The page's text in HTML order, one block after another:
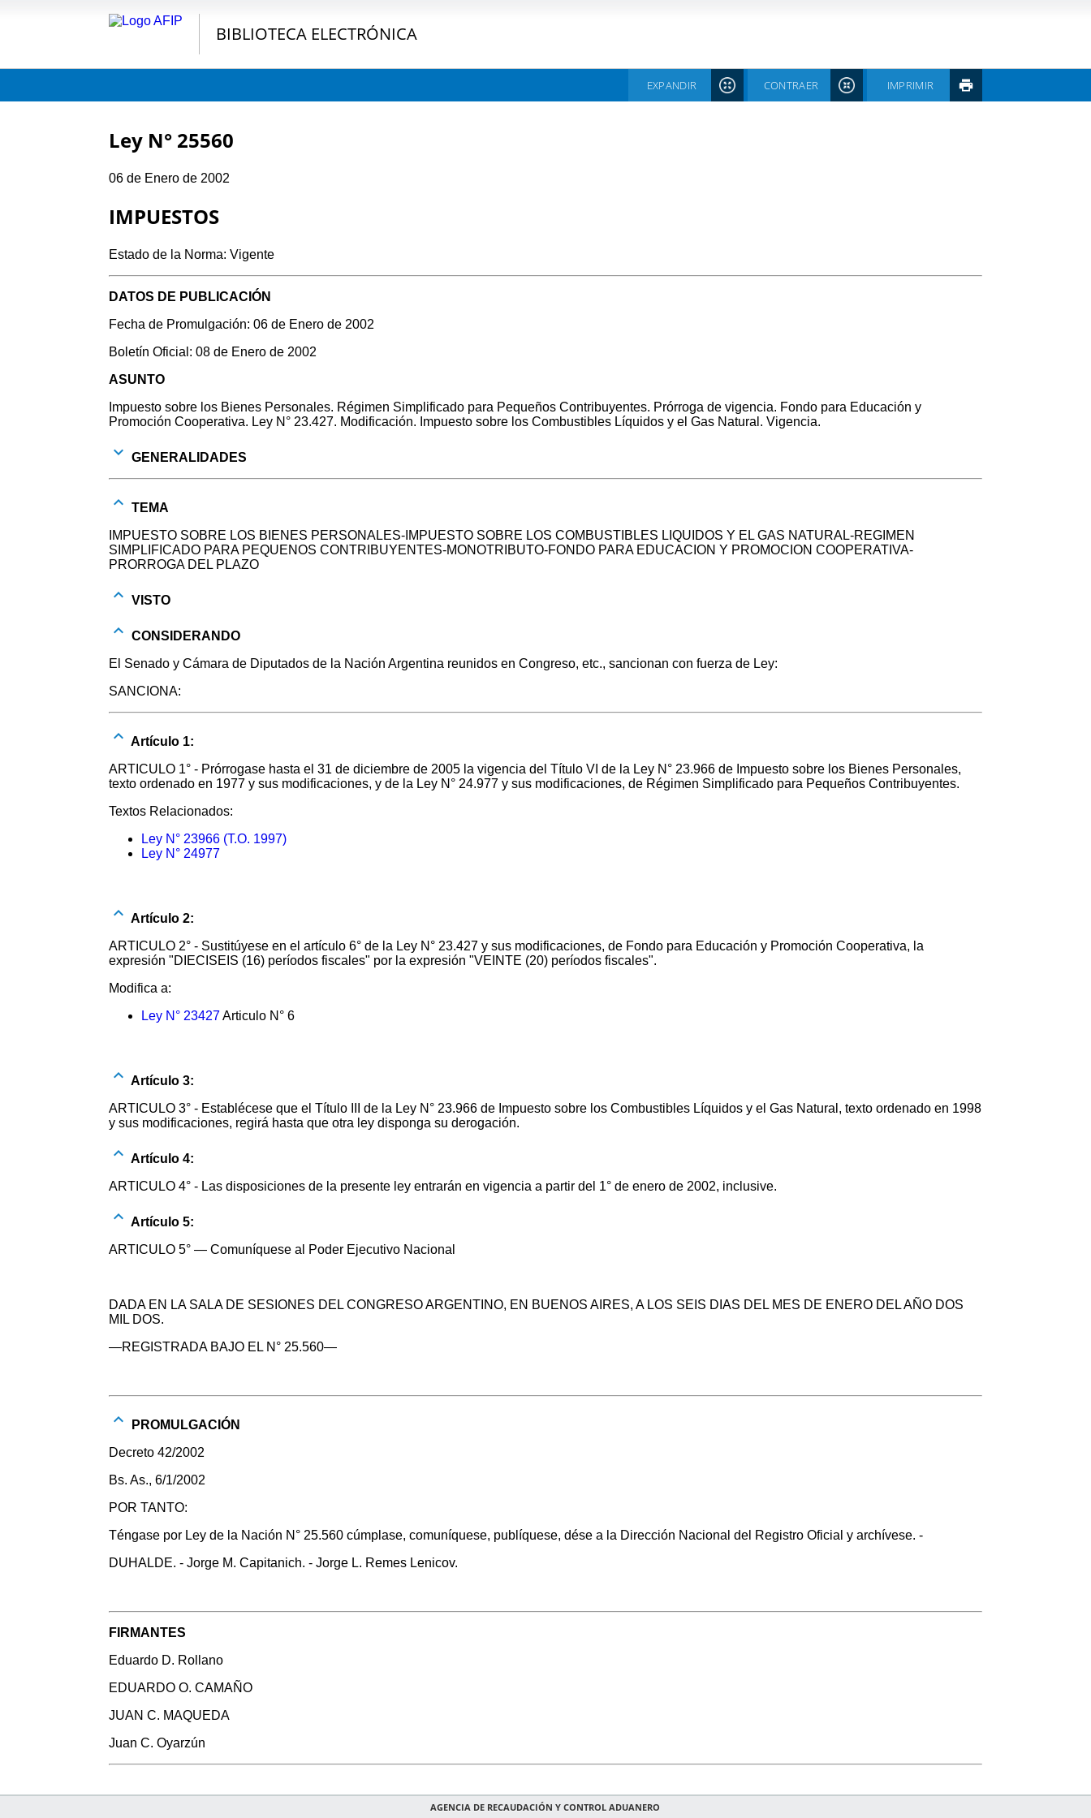
BIBLIOTECA ELECTRÓNICA
IMPRIMIR
CONTRAER
EXPANDIR
Ley N° 25560
06 de Enero de 2002
IMPUESTOS
Estado de la Norma: Vigente
DATOS DE PUBLICACIÓN
Fecha de Promulgación: 06 de Enero de 2002
Boletín Oficial: 08 de Enero de 2002
ASUNTO
Impuesto sobre los Bienes Personales. Régimen Simplificado para Pequeños Contribuyentes. Prórroga de vigencia. Fondo para Educación y
Promoción Cooperativa. Ley N° 23.427. Modificación. Impuesto sobre los Combustibles Líquidos y el Gas Natural. Vigencia.
GENERALIDADES
TEMA
IMPUESTO SOBRE LOS BIENES PERSONALES-IMPUESTO SOBRE LOS COMBUSTIBLES LIQUIDOS Y EL GAS NATURAL-REGIMEN
SIMPLIFICADO PARA PEQUENOS CONTRIBUYENTES-MONOTRIBUTO-FONDO PARA EDUCACION Y PROMOCION COOPERATIVA-
PRORROGA DEL PLAZO
VISTO
CONSIDERANDO
El Senado y Cámara de Diputados de la Nación Argentina reunidos en Congreso, etc., sancionan con fuerza de Ley:
SANCIONA:
Artículo 1:
ARTICULO 1° - Prórrogase hasta el 31 de diciembre de 2005 la vigencia del Título VI de la Ley N° 23.966 de Impuesto sobre los Bienes Personales,
texto ordenado en 1977 y sus modificaciones, y de la Ley N° 24.977 y sus modificaciones, de Régimen Simplificado para Pequeños Contribuyentes.
Textos Relacionados:
Ley N° 23966 (T.O. 1997)
Ley N° 24977
Artículo 2:
ARTICULO 2° - Sustitúyese en el artículo 6° de la Ley N° 23.427 y sus modificaciones, de Fondo para Educación y Promoción Cooperativa, la
expresión "DIECISEIS (16) períodos fiscales" por la expresión "VEINTE (20) períodos fiscales".
Modifica a:
Ley N° 23427Articulo N° 6
Artículo 3:
ARTICULO 3° - Establécese que el Título III de la Ley N° 23.966 de Impuesto sobre los Combustibles Líquidos y el Gas Natural, texto ordenado en 1998
y sus modificaciones, regirá hasta que otra ley disponga su derogación.
Artículo 4:
ARTICULO 4° - Las disposiciones de la presente ley entrarán en vigencia a partir del 1° de enero de 2002, inclusive.
Artículo 5:
ARTICULO 5° — Comuníquese al Poder Ejecutivo Nacional
DADA EN LA SALA DE SESIONES DEL CONGRESO ARGENTINO, EN BUENOS AIRES, A LOS SEIS DIAS DEL MES DE ENERO DEL AÑO DOS
MIL DOS.
—REGISTRADA BAJO EL N° 25.560—
PROMULGACIÓN
Decreto 42/2002
Bs. As., 6/1/2002
POR TANTO:
Téngase por Ley de la Nación N° 25.560 cúmplase, comuníquese, publíquese, dése a la Dirección Nacional del Registro Oficial y archívese. -
DUHALDE. - Jorge M. Capitanich. - Jorge L. Remes Lenicov.
FIRMANTES
Eduardo D. Rollano
EDUARDO O. CAMAÑO
JUAN C. MAQUEDA
Juan C. Oyarzún
AGENCIA DE RECAUDACIÓN Y CONTROL ADUANERO